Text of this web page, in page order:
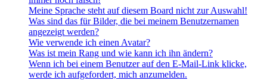
Meine Sprache steht auf diesem Board nicht zur Auswahl!
Was sind das für Bilder, die bei meinem Benutzernamen
angezeigt werden?
Wie verwende ich einen Avatar?
Was ist mein Rang und wie kann ich ihn ändern?
Wenn ich bei einem Benutzer auf den E-Mail-Link klicke,
werde ich aufgefordert, mich anzumelden.